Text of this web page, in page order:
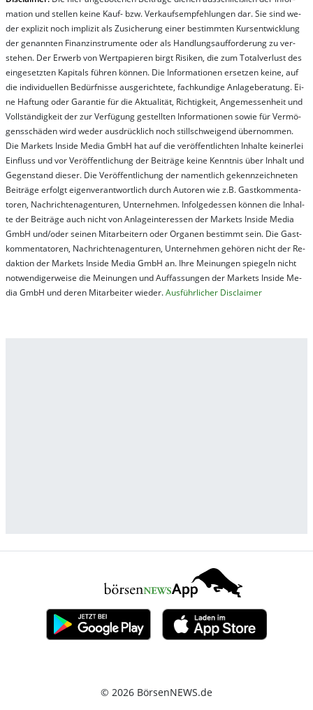
ma­t­ion und stel­len kei­ne Kauf- bzw. Ver­kaufs­em­pfeh­lung­en dar. Sie sind we­
der ex­pli­zit noch im­pli­zit als Zu­sich­er­ung ei­ner be­stim­mt­en Kurs­ent­wick­lung
der ge­nan­nt­en Fi­nanz­in­stru­men­te oder als Handl­ungs­auf­for­der­ung zu ver­
steh­en. Der Er­werb von Wert­pa­pier­en birgt Ri­si­ken, die zum To­tal­ver­lust des
ein­ge­setz­ten Ka­pi­tals füh­ren kön­nen. Die In­for­ma­tion­en er­setz­en kei­ne, auf
die in­di­vi­du­el­len Be­dür­fnis­se aus­ge­rich­te­te, fach­kun­di­ge An­la­ge­be­ra­tung. Ei­
ne Haf­tung oder Ga­ran­tie für die Ak­tu­ali­tät, Rich­tig­keit, An­ge­mes­sen­heit und
Vol­lständ­ig­keit der zur Ver­fü­gung ge­stel­lt­en In­for­ma­tion­en so­wie für Ver­mö­
gens­schä­den wird we­der aus­drück­lich noch stil­lschwei­gend über­nom­men.
Die Mar­kets In­side Me­dia GmbH hat auf die ver­öf­fent­lich­ten In­hal­te kei­ner­lei
Ein­fluss und vor Ver­öf­fent­lich­ung der Bei­trä­ge kei­ne Ken­nt­nis über In­halt und
Ge­gen­stand die­ser. Die Ver­öf­fent­lich­ung der na­ment­lich ge­kenn­zeich­net­en
Bei­trä­ge er­folgt ei­gen­ver­ant­wort­lich durch Au­tor­en wie z.B. Gast­kom­men­ta­
tor­en, Nach­richt­en­ag­en­tur­en, Un­ter­neh­men. In­fol­ge­des­sen kön­nen die In­hal­
te der Bei­trä­ge auch nicht von An­la­ge­in­te­res­sen der Mar­kets In­side Me­dia
GmbH und/oder sei­nen Mit­ar­bei­tern oder Or­ga­nen be­stim­mt sein. Die Gast­
kom­men­ta­tor­en, Nach­rich­ten­ag­en­tur­en, Un­ter­neh­men ge­hör­en nicht der Re­
dak­tion der Mar­kets In­side Me­dia GmbH an. Ihre Mei­nung­en spie­geln nicht
not­wen­di­ger­wei­se die Mei­nung­en und Auf­fas­sung­en der Mar­kets In­side Me­
dia GmbH und de­ren Mit­ar­bei­ter wie­der.Aus­führ­lich­er Dis­clai­mer
© 2026 BörsenNEWS.de